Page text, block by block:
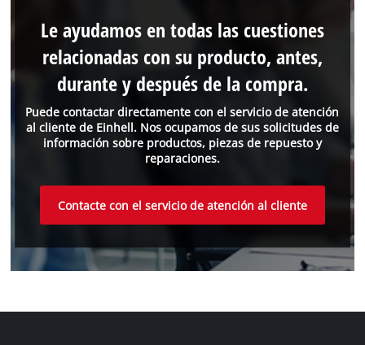
Puede contactar directamente con el servicio de atención
al cliente de Einhell. Nos ocupamos de sus solicitudes de
información sobre productos, piezas de repuesto y
reparaciones.
Le ayudamos en todas las cuestiones
relacionadas con su producto, antes,
durante y después de la compra.
Contacte con el servicio de atención al cliente